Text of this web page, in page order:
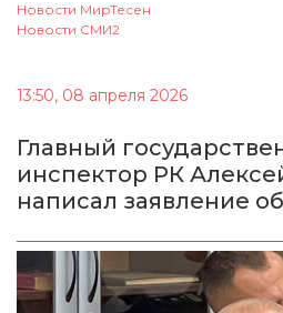
Новости МирТесен
Новости СМИ2
13:50, 08 апреля 2026
Главный
инспектор РК
написал заявление